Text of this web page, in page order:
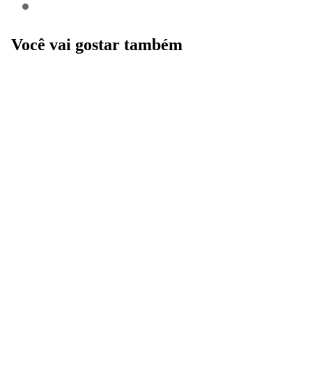
Você vai gostar também